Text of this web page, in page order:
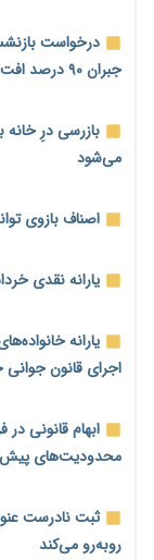
محدودیت صنایع
ورود بخش
امسال گسترده‌تر
مطالبه
شبکه برق
حساب‌های
بدهی یک میلیارد
درآمد
فضای مجازی را
بیکاری ۷ درصدی روی کاغذ؛ آیا در واقعیت هم این چنین است؟
روز خبرنگار؛
امنیت شغلی
درخواست
جبران ۹۰ درصد افت ضریب زمان برقراری
بازرسی درِ خانه
می‌شود
اصناف بازوی
یارانه نقدی خرداد ۱۴۰۵ دهک‌های چهارم تا نهم
اجرای قانون
ابهام قانونی
محدودیت‌های
ثبت نادرست
روبه‌رو می‌کند